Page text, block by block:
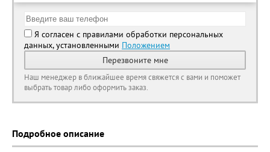
Я согласен с правилами обработки персональных
данных, установленными Положением
Перезвоните мне
Наш менеджер в ближайшее время свяжется с вами и поможет
выбрать товар либо оформить заказ.
Подробное описание